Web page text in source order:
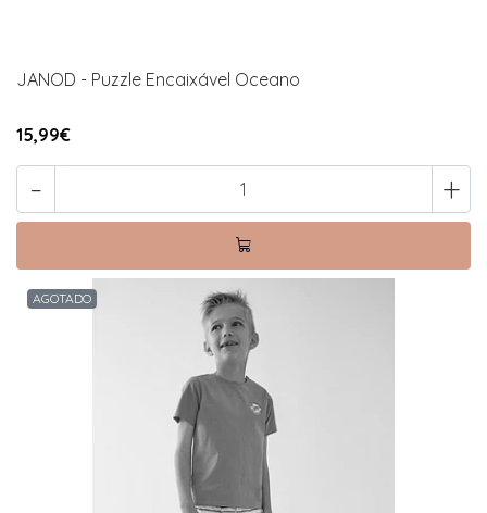
JANOD - Puzzle Encaixável Oceano
15,99€
- +
AGOTADO